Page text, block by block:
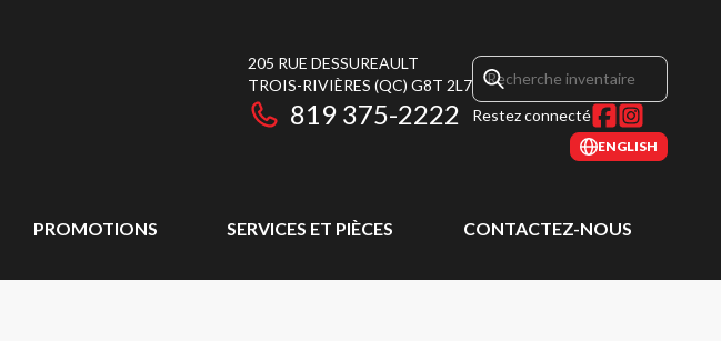
205 RUE DESSUREAULT
TROIS-RIVIÈRES (QC) G8T 2L7
819 375-2222 Restez connecté
ENGLISH
PROMOTIONS SERVICES ET PIÈCES CONTACTEZ-NOUS